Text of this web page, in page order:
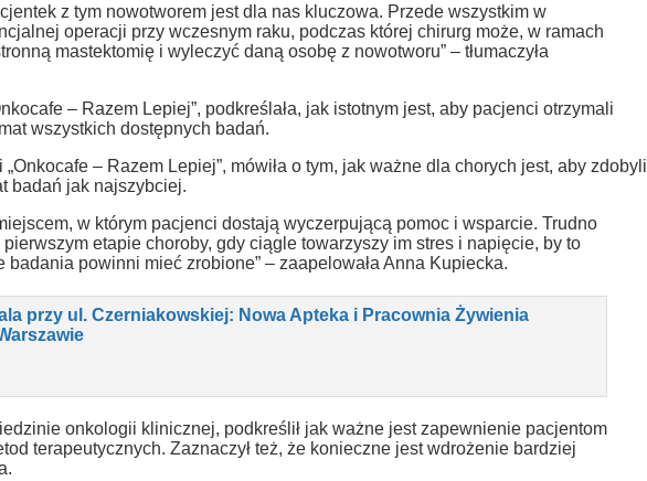
z tym nowotworem jest dla nas kluczowa. Przede wszystkim w
operacji przy wczesnym raku, podczas której chirurg może, w ramach
mastektomię i wyleczyć daną osobę z nowotworu” – tłumaczyła
– Razem Lepiej”, podkreślała, jak istotnym jest, aby pacjenci otrzymali
wszystkich dostępnych badań.
– Razem Lepiej”, mówiła o tym, jak ważne dla chorych jest, aby zdobyli
badań jak najszybciej.
w którym pacjenci dostają wyczerpującą pomoc i wsparcie. Trudno
etapie choroby, gdy ciągle towarzyszy im stres i napięcie, by to
powinni mieć zrobione” – zaapelowała Anna Kupiecka.
przy ul. Czerniakowskiej: Nowa Apteka i Pracownia Żywienia
onkologii klinicznej, podkreślił jak ważne jest zapewnienie pacjentom
terapeutycznych. Zaznaczył też, że konieczne jest wdrożenie bardziej